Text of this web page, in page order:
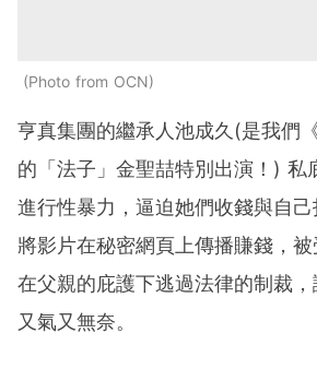
Photo from OCN
亨真集團的繼承人池成久(是我們
的「法子」金聖喆特別出演！) 私
進行性暴力，逼迫她們收錢與自
將影片在秘密網頁上傳播賺錢，
在父親的庇護下逃過法律的制裁
又氣又無奈。